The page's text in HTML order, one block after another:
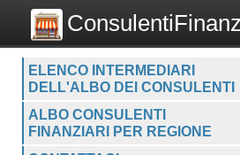
ELENCO INTERMEDIARI
DELL'ALBO DEI CONSULENTI
ALBO CONSULENTI
FINANZIARI PER REGIONE